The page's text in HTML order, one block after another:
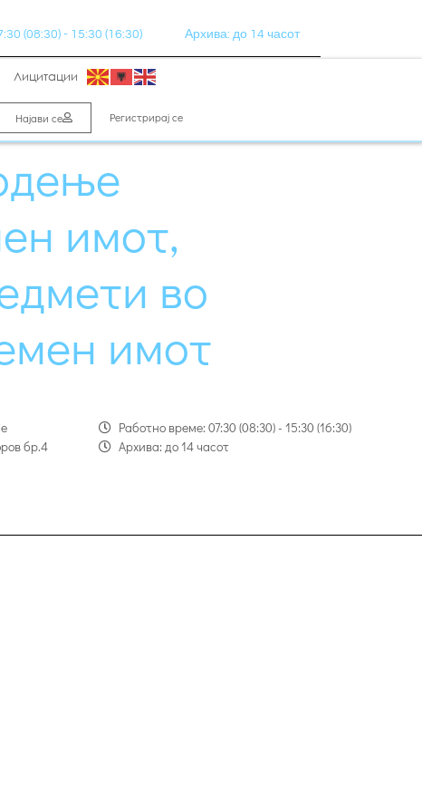
(08:30) - 15:30 (16:30) Архива: до 14 часот
Лицитации
Најави се Регистрирај се
имот,
во
имот
бр.4
Работно време: 07:30 (08:30) - 15:30 (16:30)
Архива: до 14 часот